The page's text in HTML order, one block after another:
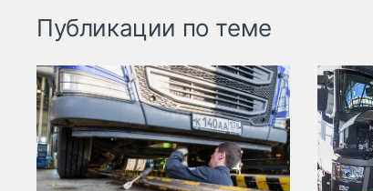
Публикации по теме